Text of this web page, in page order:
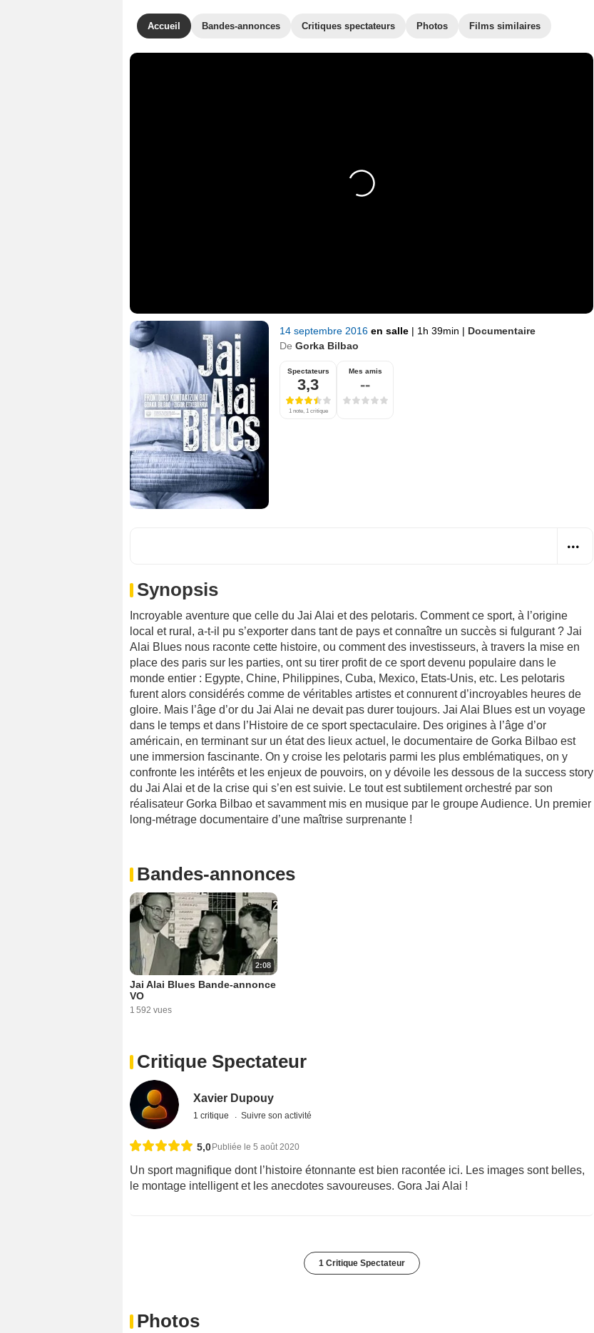
Accueil Bandes-annonces Critiques spectateurs Photos Films similaires
14 septembre 2016 en salle | 1h 39min | Documentaire
De Gorka Bilbao
Spectateurs
3,3
1 note, 1 critique
Mes amis
--
Synopsis
Incroyable aventure que celle du Jai Alai et des pelotaris. Comment ce sport, à l’origine
local et rural, a-t-il pu s’exporter dans tant de pays et connaître un succès si fulgurant ? Jai
Alai Blues nous raconte cette histoire, ou comment des investisseurs, à travers la mise en
place des paris sur les parties, ont su tirer profit de ce sport devenu populaire dans le
monde entier : Egypte, Chine, Philippines, Cuba, Mexico, Etats-Unis, etc. Les pelotaris
furent alors considérés comme de véritables artistes et connurent d’incroyables heures de
gloire. Mais l’âge d’or du Jai Alai ne devait pas durer toujours. Jai Alai Blues est un voyage
dans le temps et dans l’Histoire de ce sport spectaculaire. Des origines à l’âge d’or
américain, en terminant sur un état des lieux actuel, le documentaire de Gorka Bilbao est
une immersion fascinante. On y croise les pelotaris parmi les plus emblématiques, on y
confronte les intérêts et les enjeux de pouvoirs, on y dévoile les dessous de la success story
du Jai Alai et de la crise qui s’en est suivie. Le tout est subtilement orchestré par son
réalisateur Gorka Bilbao et savamment mis en musique par le groupe Audience. Un premier
long-métrage documentaire d’une maîtrise surprenante !
Bandes-annonces
2:08
Jai Alai Blues Bande-annonce
VO
1 592 vues
Critique Spectateur
Xavier Dupouy
1 critique Suivre son activité
5,0 Publiée le 5 août 2020
Un sport magnifique dont l’histoire étonnante est bien racontée ici. Les images sont belles,
le montage intelligent et les anecdotes savoureuses. Gora Jai Alai !
1 Critique Spectateur
Photos